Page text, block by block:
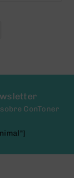
ConToner